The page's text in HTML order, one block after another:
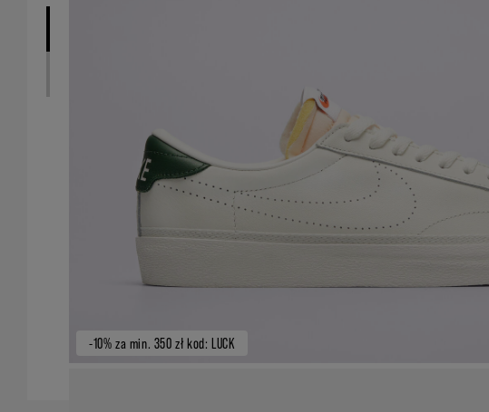
-10% za min. 350 zł kod: LUCK